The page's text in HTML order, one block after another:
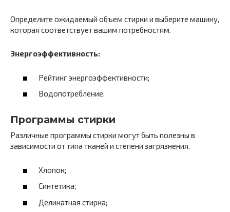
Определите ожидаемый объем стирки и выберите машину,
которая соответствует вашим потребностям.
Энергоэффективность:
Рейтинг энергоэффективности;
Водопотребление.
Программы стирки
Различные программы стирки могут быть полезны в
зависимости от типа тканей и степени загрязнения.
Хлопок;
Синтетика;
Деликатная стирка;